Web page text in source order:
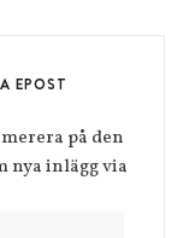
EPOST
på den
nya inlägg via